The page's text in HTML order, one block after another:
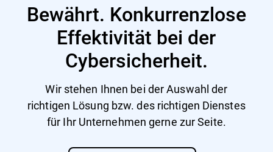
Bewährt. Konkurrenzlose
Effektivität bei der
Cybersicherheit.
Wir stehen Ihnen bei der Auswahl der
richtigen Lösung bzw. des richtigen Dienstes
für Ihr Unternehmen gerne zur Seite.